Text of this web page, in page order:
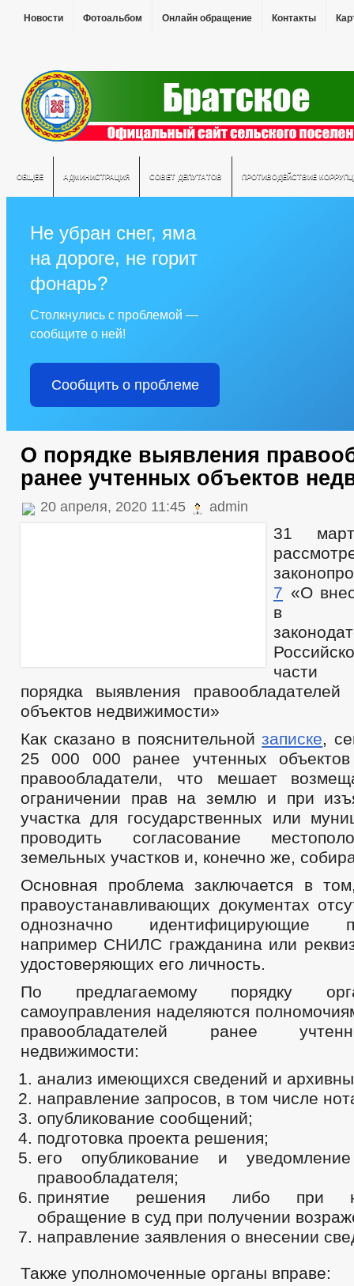
Новости Фотоальбом Онлайн обращение Контакты
ОБЩЕЕ АДМИНИСТРАЦИЯ СОВЕТ ДЕПУТАТОВ ПРОТИВОДЕЙСТВИЕ
Не убран снег, яма
на дороге, не горит
фонарь?
Столкнулись с проблемой —
сообщите о ней!
Сообщить о проблеме
О порядке выявления
ранее учтенных объектов
20 апреля, 2020 11:45 admin
31
7 «О
в
части
порядка выявления
объектов недвижимости»
Как сказано в пояснительнойзаписке,
25 000 000 ранее учтенных
правообладатели, что мешает
ограничении прав на землю и при
участка для государственных или
проводить согласование
земельных участков и, конечно же,
Основная проблема заключается в
правоустанавливающих документах
однозначно идентифицирующие
например СНИЛС гражданина или
удостоверяющих его личность.
По предлагаемому порядку
самоуправления наделяются
правообладателей ранее
недвижимости:
анализ имеющихся сведений и
направление запросов, в том числе
опубликование сообщений;
подготовка проекта решения;
его опубликование и
правообладателя;
принятие решения либо при
обращение в суд при получении
направление заявления о внесении
Также уполномоченные органы вправе: